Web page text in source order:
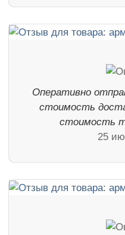
Оперативно
стоимость
стоимость
25